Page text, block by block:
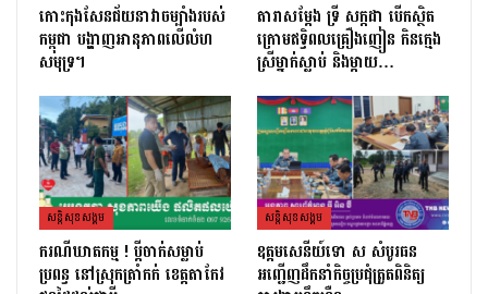
កោះកុងសែនជ័យនាវាចម្បាំងរបស់
កម្ពុជា បង្ហាញអានុភាពលើលំហ
សមុទ្រ។
តារាសម្ដែង ទ្រី សក្កដា បើកស្ថិត
ក្រោមឥទ្ធិពលគ្រឿងញៀន កិនក្មេង
ស្រីម្នាក់ស្លាប់ និងម្ដាយ…
សន្តិសុខសង្គម
ករណីឃាតកម្ម ! ប្ដីចាក់សម្លាប់
ប្រពន្ធ នៅស្រុកត្រាំកក់ ខេត្តតាកែវ
សន្តិសុខសង្គម
ឧត្តមសេនីយ៍ទោ ស សំបូរធន
អញ្ជើញដឹកនាំកិច្ចប្រជុំត្រួតពិនិត្យ​